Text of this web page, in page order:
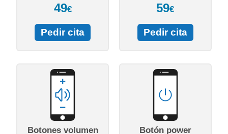
49€
Pedir cita
59€
Pedir cita
Botones volumen Botón power